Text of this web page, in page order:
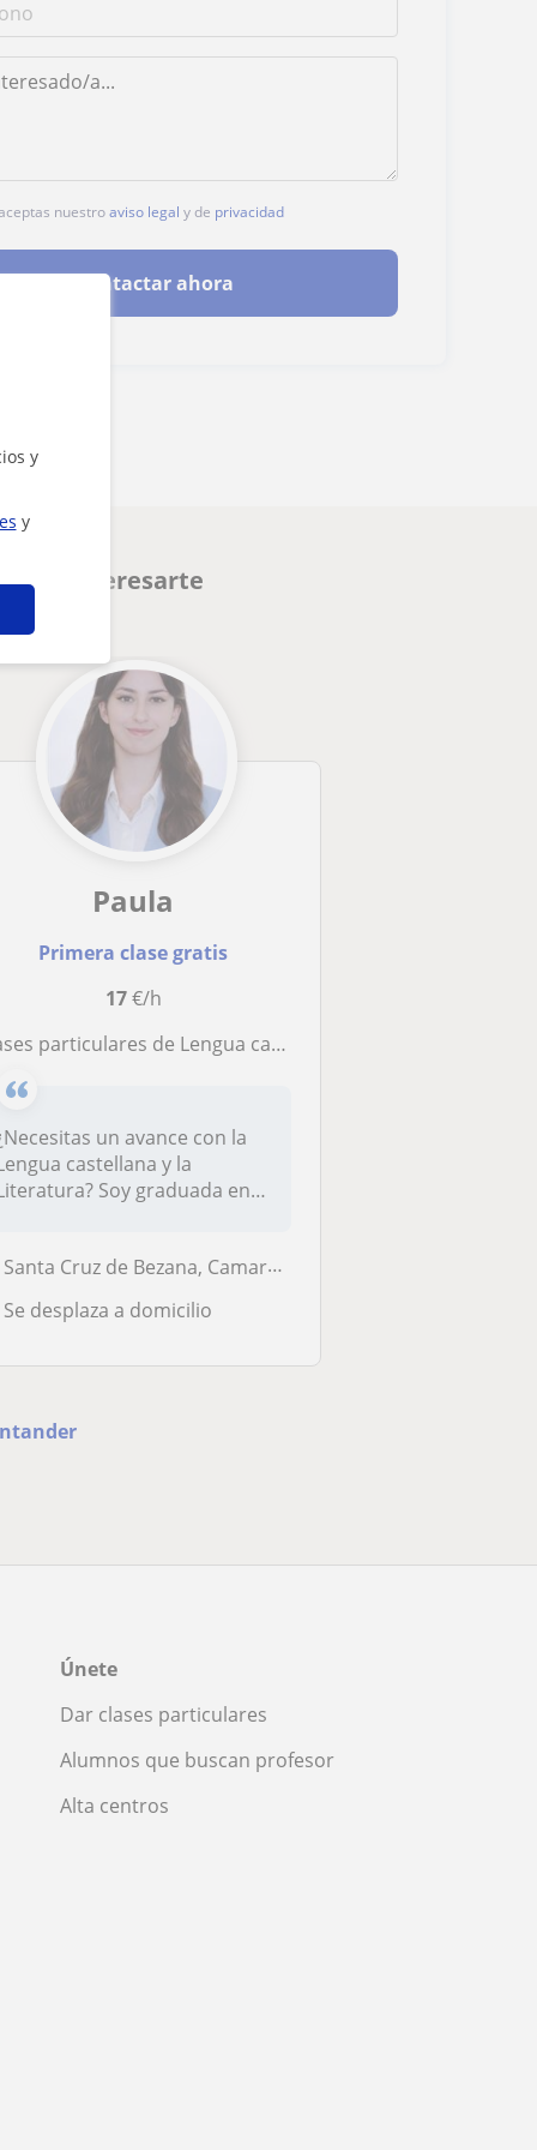
y
y
nuestroaviso legal y de privacidad
Contactar ahora
interesarte
Paula
Primera clase gratis
17€/h
particulares de Lengua castellana y Literatura adaptadas a las necesidades del alumno
un avance con la
castellana y la
Soy graduada en
Santa Cruz de Bezana, Camargo, Piélagos, Santander
Se desplaza a domicilio
Únete
Dar clases particulares
Alumnos que buscan profesor
Alta centros